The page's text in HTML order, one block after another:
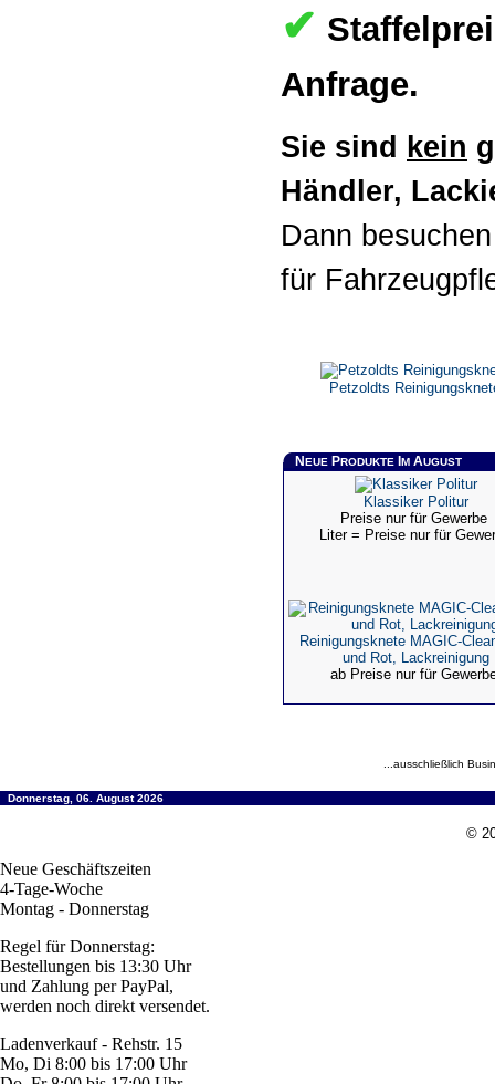
✔
Anfrage.
Sie sind kein
Händler,
Dann
für
Petzoldts
NEUE PRODUKTE M AUGUST
Klassiker Politur
Preise nur für Gewerbe
Liter = Preise nur für
Reinigungsknete MAGIC-
und Rot, Lackreinigung
ab Preise nur für
...ausschließlich
Donnerstag, 06. August 2026
©
Neue Geschäftszeiten
4-Tage-Woche
Montag - Donnerstag
Regel für Donnerstag:
Bestellungen bis 13:30 Uhr
und Zahlung per PayPal,
werden noch direkt versendet.
Ladenverkauf - Rehstr. 15
Mo, Di 8:00 bis 17:00 Uhr